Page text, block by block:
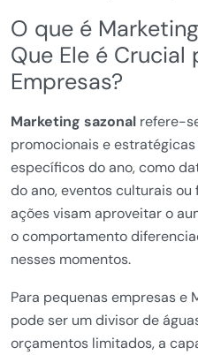
O que é
Que Ele é Crucial
Empresas?
Marketing sazonal refere-
promocionais e
específicos do ano, como
do ano, eventos culturais ou
ações visam aproveitar o
o comportamento
nesses momentos.
Para pequenas empresas e
pode ser um divisor de
orçamentos limitados, a